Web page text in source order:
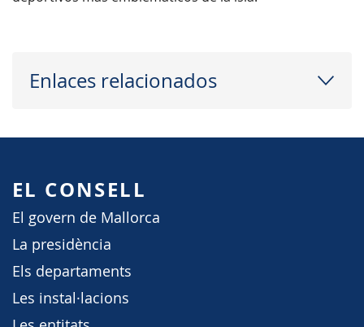
Enlaces relacionados
EL CONSELL
El govern de Mallorca
La presidència
Els departaments
Les instal·lacions